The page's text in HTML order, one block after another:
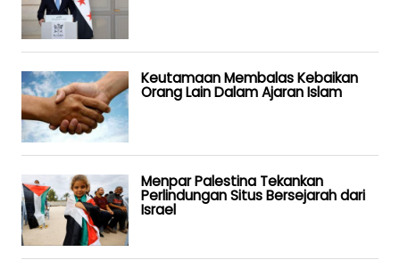
Keutamaan Membalas Kebaikan
Orang Lain Dalam Ajaran Islam
Menpar Palestina Tekankan
Perlindungan Situs Bersejarah dari
Israel